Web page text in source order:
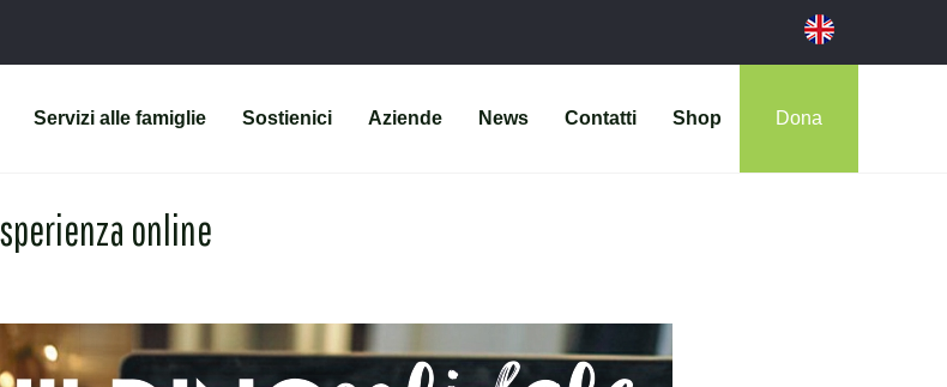
Servizi alle famiglie Sostienici Aziende News Contatti Shop Dona
online